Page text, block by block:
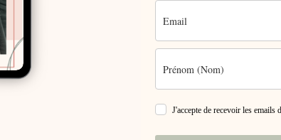
J'accepte de recevoir les emails